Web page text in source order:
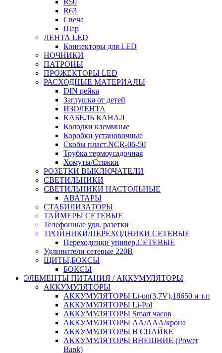
R50
R63
Свеча
Шар
ЛЕНТА LED
Коннекторы для LED
НОЧНИКИ
ПАТРОНЫ
ПРОЖЕКТОРЫ LED
РАСХОДНЫЕ МАТЕРИАЛЫ
DIN рейка
Заглушка от детей
ИЗОЛЕНТА
КАБЕЛЬ КАНАЛ
Колодки клеммные
Коробки установочные
Скобы пласт.NCR-06-50
Трубка термоусадочная
Хомуты/Стяжки
РОЗЕТКИ ВЫКЛЮЧАТЕЛИ
СВЕТИЛЬНИКИ
СВЕТИЛЬНИКИ НАСТОЛЬНЫЕ
АВАТАРЫ
СТАБИЛИЗАТОРЫ
ТАЙМЕРЫ СЕТЕВЫЕ
Телефонные удл. разетки
ТРОЙНИКИ/ПЕРЕХОДНИКИ СЕТЕВЫЕ
Переходники универ,СЕТЕВЫЕ
Удлинители сетевые 220В
ЩИТЫ,БОКСЫ
БОКСЫ
ЭЛЕМЕНТЫ ПИТАНИЯ / АККУМУЛЯТОРЫ
АККУМУЛЯТОРЫ
АККУМУЛЯТОРЫ Li-on(3,7V),18650 и т.п
АККУМУЛЯТОРЫ Li-Pol
АККУМУЛЯТОРЫ Smart часов
АККУМУЛЯТОРЫ АА/ААА/крона
АККУМУЛЯТОРЫ В СПАЙКЕ
АККУМУЛЯТОРЫ ВНЕШНИЕ (Power
Bank)